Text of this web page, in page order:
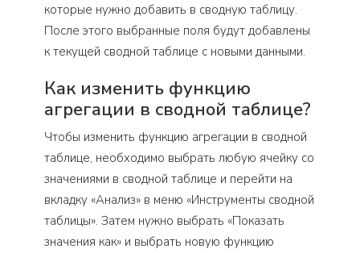
которые нужно добавить в сводную таблицу.
После этого выбранные поля будут добавлены
к текущей сводной таблице с новыми данными.
Как изменить функцию
агрегации в сводной таблице?
Чтобы изменить функцию агрегации в сводной
таблице, необходимо выбрать любую ячейку со
значениями в сводной таблице и перейти на
вкладку «Анализ» в меню «Инструменты сводной
таблицы». Затем нужно выбрать «Показать
значения как» и выбрать новую функцию